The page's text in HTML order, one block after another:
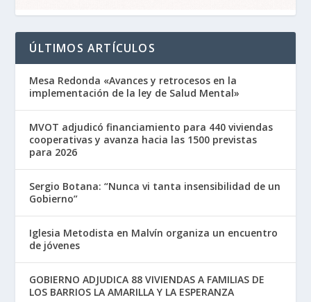
ÚLTIMOS ARTÍCULOS
Mesa Redonda «Avances y retrocesos en la
implementación de la ley de Salud Mental»
MVOT adjudicó financiamiento para 440 viviendas
cooperativas y avanza hacia las 1500 previstas
para 2026
Sergio Botana: “Nunca vi tanta insensibilidad de un
Gobierno”
Iglesia Metodista en Malvín organiza un encuentro
de jóvenes
GOBIERNO ADJUDICA 88 VIVIENDAS A FAMILIAS DE
LOS BARRIOS LA AMARILLA Y LA ESPERANZA